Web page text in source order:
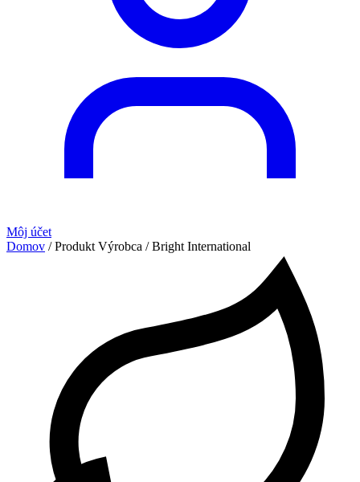
Môj účet
Domov / Produkt Výrobca / Bright International